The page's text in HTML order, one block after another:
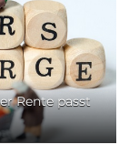
Rente passt